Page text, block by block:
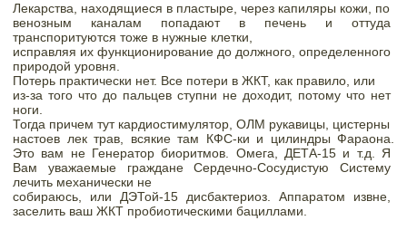
Лекарства, находящиеся в пластыре, через капиляры кожи, по
венозным каналам попадают в печень и оттуда
транспоритуются тоже в нужные клетки,
исправляя их функционирование до должного, определенного
природой уровня.
Потерь практически нет. Все потери в ЖКТ, как правило, или
из-за того что до пальцев ступни не доходит, потому что нет
ноги.
Тогда причем тут кардиостимулятор, ОЛМ рукавицы, цистерны
настоев лек трав, всякие там КФС-ки и цилиндры Фараона.
Это вам не Генератор биоритмов. Омега, ДЕТА-15 и т.д. Я
Вам уважаемые граждане Сердечно-Сосудистую Систему
лечить механически не
собираюсь, или ДЭТой-15 дисбактериоз. Аппаратом извне,
заселить ваш ЖКТ пробиотическими бациллами.